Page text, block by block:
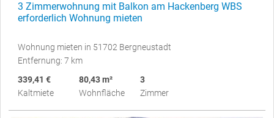
3 Zimmerwohnung mit Balkon am Hackenberg WBS
erforderlich Wohnung mieten
Wohnung mieten in 51702 Bergneustadt
Entfernung: 7 km
339,41 €
Kaltmiete
80,43 m²
Wohnfläche
3
Zimmer